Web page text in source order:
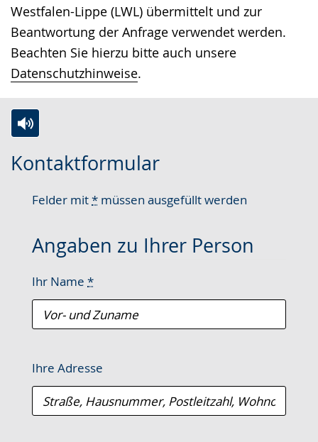
Westfalen-Lippe (LWL) übermittelt und zur
Beantwortung der Anfrage verwendet werden.
Beachten Sie hierzu bitte auch unsere
Datenschutzhinweise.
Kontaktformular
Felder mit* müssen ausgefüllt werden
Angaben zu Ihrer Person
Ihr Name *
Ihre Adresse
Leichten
wechseln.
Audio-
Video
Deutscher
wird